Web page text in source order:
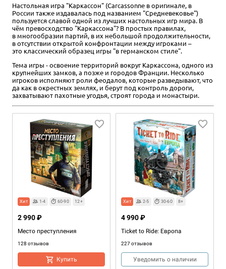
Настольная игра "Каркассон" (Carcassonne в оригинале, в
России также издавалась под названием "Средневековье")
пользуется славой одной из лучших настольных игр мира. В
чём превосходство "Каркассона"? В простых правилах,
в многообразии партий, в их небольшой продолжительности,
в отсутствии открытой конфронтации между игроками –
это классический образец игры "в германском стиле".
Тема игры - освоение территорий вокруг Каркассона, одного из
крупнейших замков, а позже и городов Франции. Несколько
игроков исполняют роли феодалов, которые разведывают, что
да как в окрестных землях, и берут под контроль дороги,
захватывают пахотные угодья, строят города и монастыри.
Хит 1-4 60-90 12+
Место преступления
128 отзывов
2 990 ₽
Купить
Хит 2-5 30-60 8+
Ticket to Ride: Европа
227 отзывов
4 990 ₽
Уведомить о наличии